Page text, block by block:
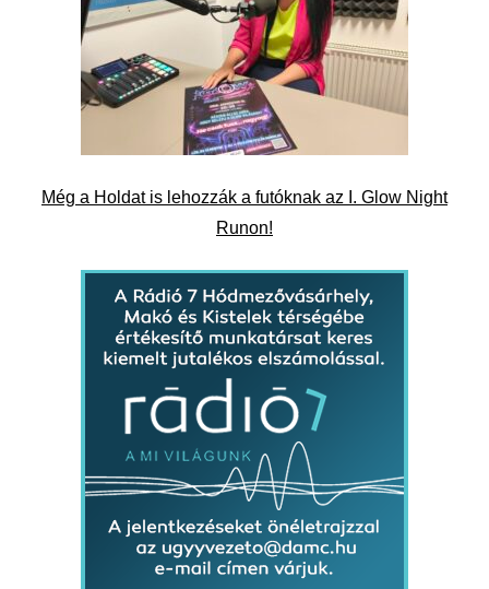
Még a Holdat is lehozzák a futóknak az I. Glow Night
Runon!